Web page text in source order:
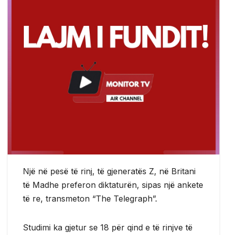
Një në pesë të rinj, të gjeneratës Z, në Britani
të Madhe preferon diktaturën, sipas një ankete
të re, transmeton “The Telegraph”.
Studimi ka gjetur se 18 për qind e të rinjve të